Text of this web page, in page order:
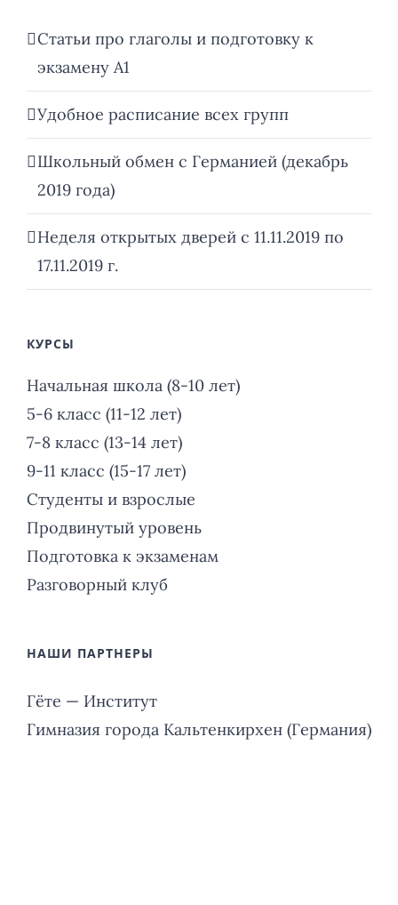
Статьи про глаголы и подготовку к
экзамену А1
Удобное расписание всех групп
Школьный обмен с Германией (декабрь
2019 года)
Неделя открытых дверей с 11.11.2019 по
17.11.2019 г.
КУРСЫ
Начальная школа (8-10 лет)
5-6 класс (11-12 лет)
7-8 класс (13-14 лет)
9-11 класс (15-17 лет)
Студенты и взрослые
Продвинутый уровень
Подготовка к экзаменам
Разговорный клуб
НАШИ ПАРТНЕРЫ
Гёте — Институт
Гимназия города Кальтенкирхен (Германия)